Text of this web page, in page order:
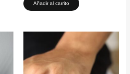
Añadir al carrito